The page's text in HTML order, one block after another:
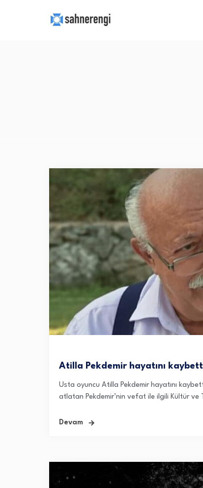
Atilla Pekdemir hayatını
Usta oyuncu Atilla Pekdemir hayatını
atlatan Pekdemir’nin vefat ile ilgili Kültür ve
Devam